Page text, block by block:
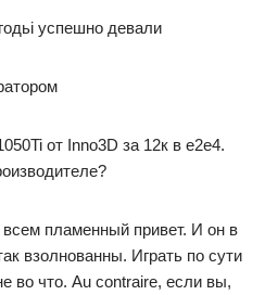
успешно девали
от Inno3D за 12к в е2е4.
пламенный привет. И он в
взолнованны. Играть по сути
во что. Au contraire, если вы,